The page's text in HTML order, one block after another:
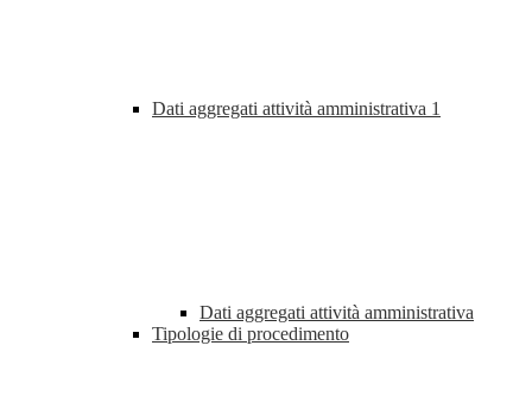
Dati aggregati attività amministrativa 1
Dati aggregati attività amministrativa
Tipologie di procedimento